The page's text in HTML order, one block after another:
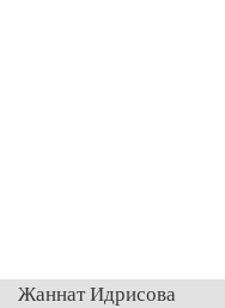
Жаннат Идрисова